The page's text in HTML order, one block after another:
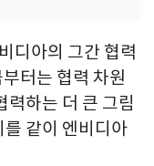
디아의 그간 협력
터는 협력 차원
력하는 더 큰 그림
같이 엔비디아